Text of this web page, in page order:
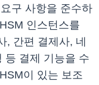
구 사항을 준수하
인스턴스를
, 간편 결제사, 네
등 결제 기능을 수
이 있는 보조